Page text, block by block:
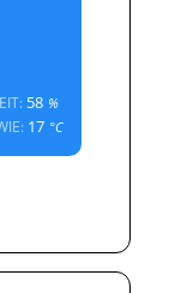
58 %
17 °C